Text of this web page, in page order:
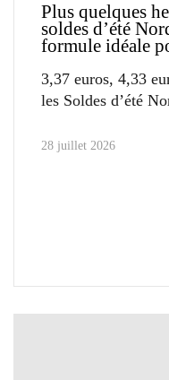
Plus quelques
soldes d’été
formule idéale
3,37 euros, 4,33
les Soldes d’été
28 juillet 2026